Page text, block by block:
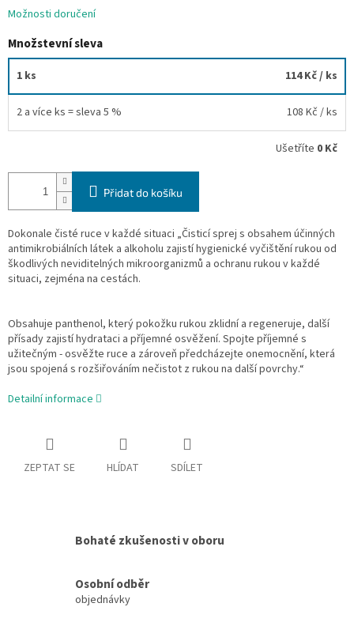
Možnosti doručení
Množstevní sleva
1 ks 114 Kč/ ks
2 a více ks = sleva 5 % 108 Kč / ks
Ušetříte 0 Kč
Přidat do košíku
Dokonale čisté ruce v každé situaci „Čisticí sprej s obsahem účinných
antimikrobiálních látek a alkoholu zajistí hygienické vyčištění rukou od
škodlivých neviditelných mikroorganizmů a ochranu rukou v každé
situaci, zejména na cestách.
Obsahuje panthenol, který pokožku rukou zklidní a regeneruje, další
přísady zajistí hydrataci a příjemné osvěžení. Spojte příjemné s
užitečným - osvěžte ruce a zároveň předcházejte onemocnění, která
jsou spojená s rozšiřováním nečistot z rukou na další povrchy.“
Detailní informace
ZEPTAT SE HLÍDAT SDÍLET
Bohaté zkušenosti v oboru
Osobní odběr
objednávky